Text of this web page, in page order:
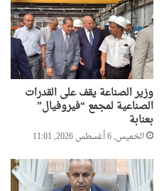
ق
ا
ل
ن
ق
ا
ب
ي
وزير الصناعة يقف على القدرات
الصناعية لمجمع “فيروفيال”
بعنابة
الخميس, 6 أغسطس 2026, 11:01